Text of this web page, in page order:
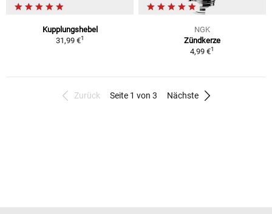
Kupplungshebel
31,99 €1
NGK
Zündkerze
4,99 €1
Zurück Seite 1 von 3 Nächste